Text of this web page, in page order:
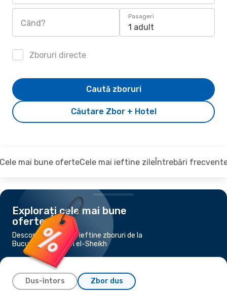
Când?
Pasageri
1 adult
Zboruri directe
Căutare Zbor + Hotel
Caută zboruri
mai bune oferteCele mai ieftine zileÎntrebări
Explorați cele mai bune
oferte
Descoperiți cele mai ieftine zboruri de la
București la Sharm el-Sheikh
Dus-întors Zbor dus